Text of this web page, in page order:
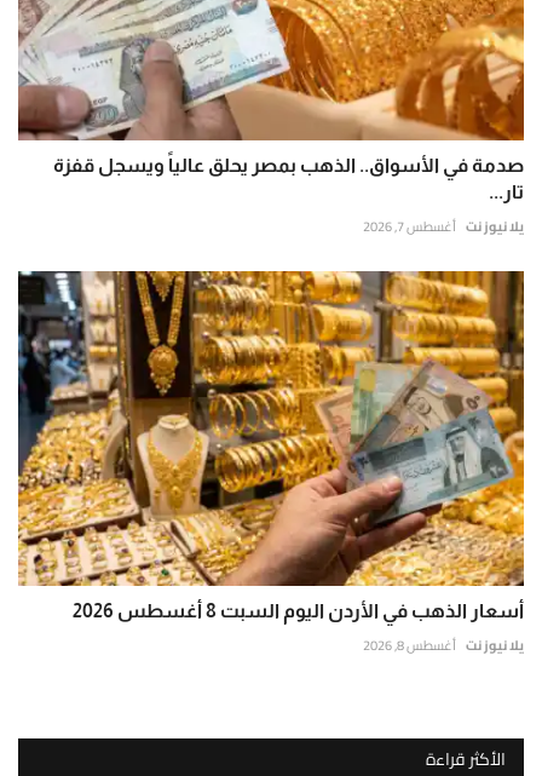
صدمة في الأسواق.. الذهب بمصر يحلق عالياً ويسجل قفزة
تار...
يلا نيوز نت أغسطس 7, 2026
أسعار الذهب في الأردن اليوم السبت 8 أغسطس 2026
يلا نيوز نت أغسطس 8, 2026
الأكثر قراءة